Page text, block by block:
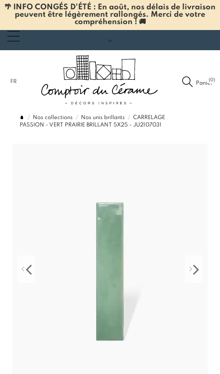
🌴 INFO CONGÉS D'ÉTÉ : En août, nos délais de livraison
peuvent être légèrement rallongés. Merci de votre
compréhension ! 🚚
FR Panier
(0)
Nos collections Nos unis brillants
CARRELAGE
PASSION - VERT PRAIRIE BRILLANT 5X25 - JU2107031